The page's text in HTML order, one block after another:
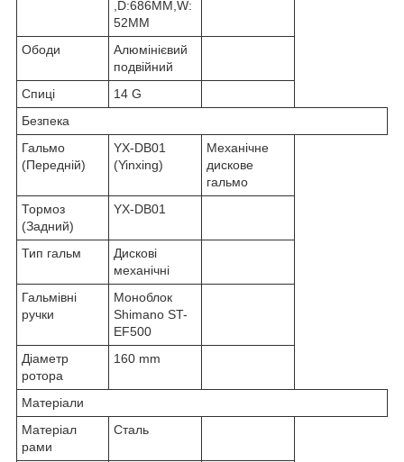
,D:686MM,W:
52MM
Ободи
Алюмінієвий
подвійний
Спиці
14 G
Безпека
Гальмо
(Передній)
YX-DB01
(Yinxing)
Механічне
дискове
гальмо
Тормоз
(Задний)
YX-DB01
Тип гальм
Дискові
механічні
Гальмівні
ручки
Моноблок
Shimano ST-
EF500
Діаметр
ротора
160 mm
Матеріали
Матеріал
рами
Сталь